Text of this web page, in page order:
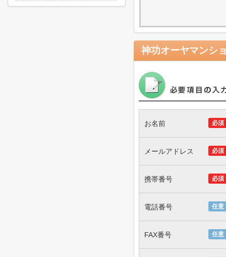
神功オーヤマンシ
必須
お名前
必須
メールアドレス
必須
携帯番号
任意
電話番号
任意
FAX番号